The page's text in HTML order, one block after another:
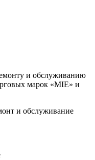
и обслуживанию
марок «MIE» и
и обслуживание